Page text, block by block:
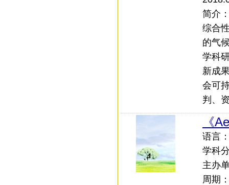
简介
综合
的气
学科
新成
会可
判、
《
语言
学科
主办
周期